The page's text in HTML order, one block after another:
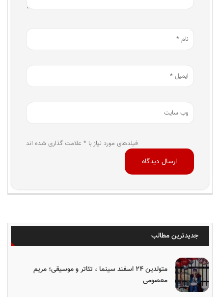
فیلدهای مورد نیاز با * علامت گذاری شده اند
جدیدترین مطالب
متولدین ۲۴ اسفند سینما ، تئاتر و موسیقی؛ مریم
معصومی